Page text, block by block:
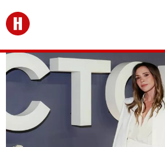
Перейти на главную